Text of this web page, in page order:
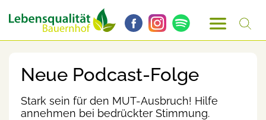
Neue Podcast-Folge
Stark sein für den MUT-Ausbruch! Hilfe
annehmen bei bedrückter Stimmung.